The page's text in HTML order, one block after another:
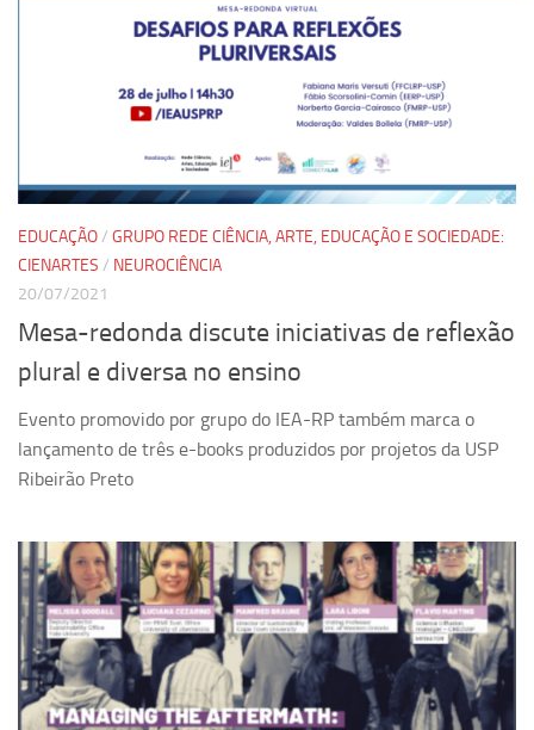
Maria Paula Costa Bertran
Professores Seniores Encerrados
Polo Ribeirão Preto
Equipe
Estrutura do polo
Projetos
Ciência Por Elas
Pint of Science
USP Analisa
Publicações
Clipping
Documentos
Relatórios
EDUCAÇÃO/ GRUPO REDE CIÊNCIA, ARTE, EDUCAÇÃO E SOCIEDADE:
CIENARTES / NEUROCIÊNCIA
20/07/2021
Mesa-redonda discute iniciativas de reflexão
plural e diversa no ensino
Evento promovido por grupo do IEA-RP também marca o
lançamento de três e-books produzidos por projetos da USP
Ribeirão Preto